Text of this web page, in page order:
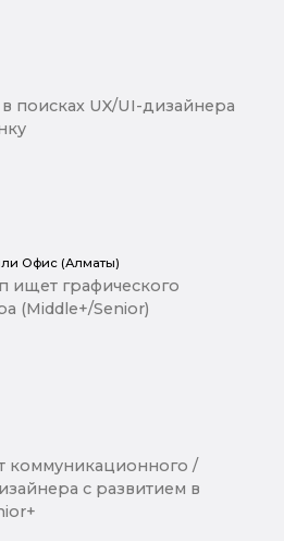
поисках UX/UI-дизайнера
Офис (Алматы)
ищет графического
(Middle+/Senior)
коммуникационного /
с развитием в